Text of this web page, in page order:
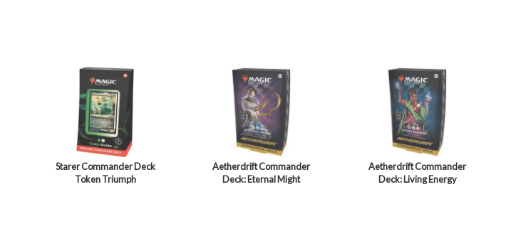
Starer Commander Deck
Token Triumph
Aetherdrift Commander
Deck: Eternal Might
Aetherdrift Commander
Deck: Living Energy